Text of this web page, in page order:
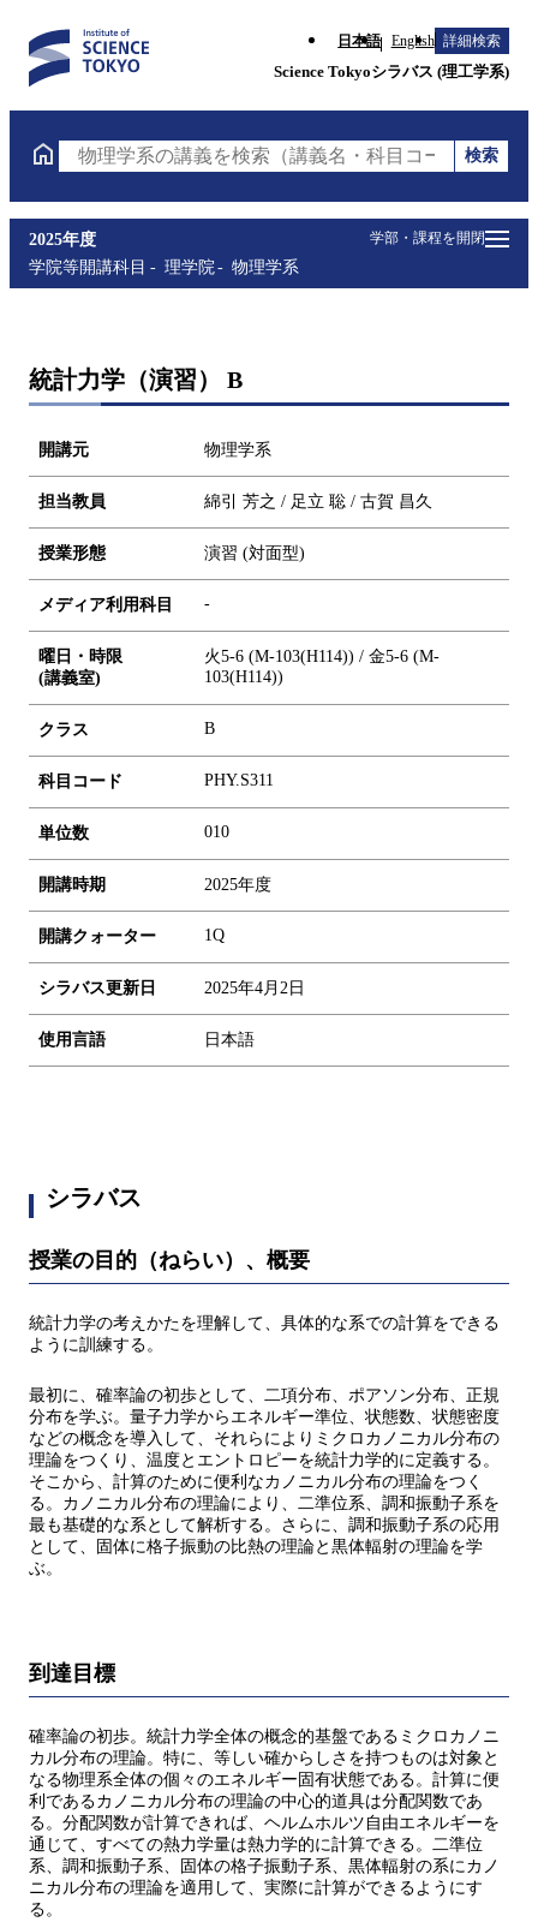
日本語 English 詳細検索
Science Tokyoシラバス (理工学系)
物理学系の講義を検索（講義名・科目コード・担当教
検索
学部・課程を開閉
2025年度
学院等開講科目
理学院 物理学系
統計力学（演習） B
開講元 物理学系
担当教員 綿引 芳之 / 足立 聡 / 古賀 昌久
授業形態 演習 (対面型)
メディア利用科目 -
曜日・時限
(講義室)
火5-6 (M-103(H114)) / 金5-6 (M-
103(H114))
クラス B
科目コード PHY.S311
単位数 010
開講時期 2025年度
開講クォーター 1Q
シラバス更新日 2025年4月2日
使用言語 日本語
シラバス
授業の目的（ねらい）、概要
統計力学の考えかたを理解して、具体的な系での計算をできる
ように訓練する。
最初に、確率論の初歩として、二項分布、ポアソン分布、正規
分布を学ぶ。量子力学からエネルギー準位、状態数、状態密度
などの概念を導入して、それらによりミクロカノニカル分布の
理論をつくり、温度とエントロピーを統計力学的に定義する。
そこから、計算のために便利なカノニカル分布の理論をつく
る。カノニカル分布の理論により、二準位系、調和振動子系を
最も基礎的な系として解析する。さらに、調和振動子系の応用
として、固体に格子振動の比熱の理論と黒体輻射の理論を学
ぶ。
到達目標
確率論の初歩。統計力学全体の概念的基盤であるミクロカノニ
カル分布の理論。特に、等しい確からしさを持つものは対象と
なる物理系全体の個々のエネルギー固有状態である。計算に便
利であるカノニカル分布の理論の中心的道具は分配関数であ
る。分配関数が計算できれば、ヘルムホルツ自由エネルギーを
通じて、すべての熱力学量は熱力学的に計算できる。二準位
系、調和振動子系、固体の格子振動子系、黒体輻射の系にカノ
ニカル分布の理論を適用して、実際に計算ができるようにす
る。